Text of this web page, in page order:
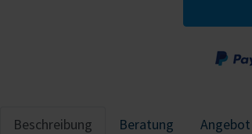
Beschreibung Beratung Angebot